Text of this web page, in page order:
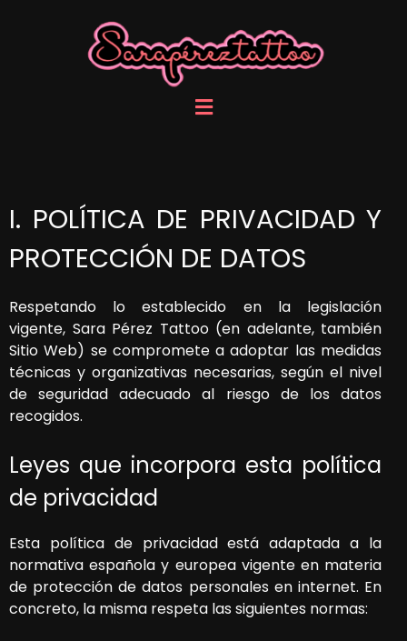
I. POLÍTICA DE PRIVACIDAD Y
PROTECCIÓN DE DATOS
Respetando lo establecido en la legislación
vigente, Sara Pérez Tattoo(en adelante, también
Sitio Web) se compromete a adoptar las medidas
técnicas y organizativas necesarias, según el nivel
de seguridad adecuado al riesgo de los datos
recogidos.
Leyes que incorpora esta política
de privacidad
Esta política de privacidad está adaptada a la
normativa española y europea vigente en materia
de protección de datos personales en internet. En
concreto, la misma respeta las siguientes normas: